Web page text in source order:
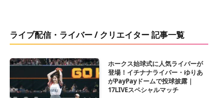
ライブ配信・ライバー / クリエイター 記事一覧
ホークス始球式に人気ライバーが
登場！イチナナライバー・ゆりあ
がPayPayドームで投球披露｜
17LIVEスペシャルマッチ